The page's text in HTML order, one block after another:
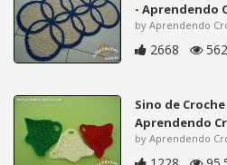
- Aprendendo
by Aprendendo
2668
Sino de
Aprendendo
by Aprendendo